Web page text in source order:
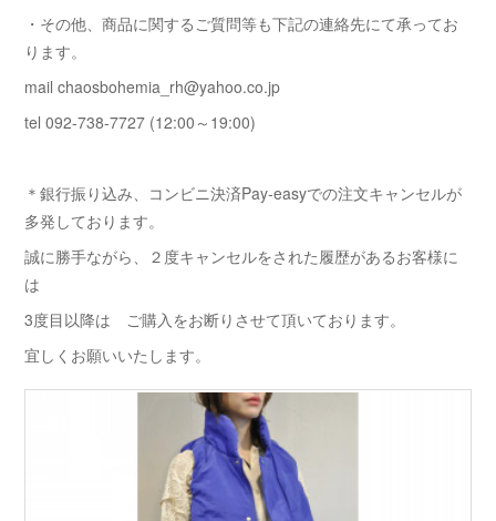
・その他、商品に関するご質問等も下記の連絡先にて承ってお
ります。
mail chaosbohemia_rh@yahoo.co.jp
tel 092-738-7727 (12:00～19:00)
＊銀行振り込み、コンビニ決済Pay-easyでの注文キャンセルが
多発しております。
誠に勝手ながら、２度キャンセルをされた履歴があるお客様に
は
3度目以降は ご購入をお断りさせて頂いております。
宜しくお願いいたします。